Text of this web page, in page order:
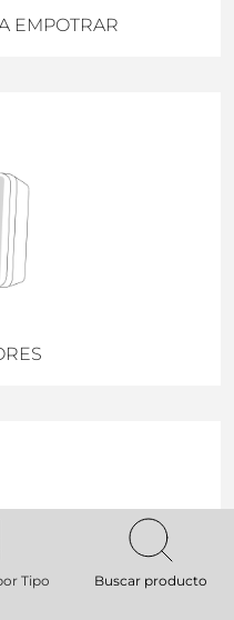
EMPOTRAR
Tipo Buscar producto